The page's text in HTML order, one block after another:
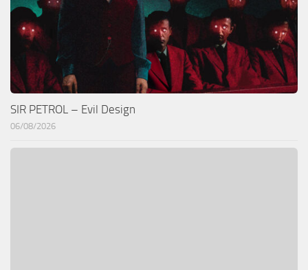
SIR PETROL – Evil Design
06/08/2026